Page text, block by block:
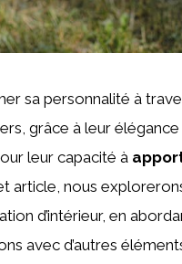
sa personnalité à
grâce à leur
leur capacité à
article, nous
d’intérieur, en
avec d’autres